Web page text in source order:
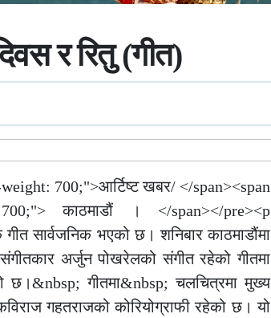
र रितु (गीत)
700;">आर्टिष्ट खबर/ </span><span
काठमाडौं । </span></pre><p
सार्वजनिक भएको छ। शनिबार काठमाडौंमा
संगीतकार अर्जुन पोखरेलको संगीत रहेको गीतमा
छ।&nbsp; गीतमा&nbsp; चलचित्रमा मुख्य
गहतराजको कोरियोग्राफी रहेको छ। यो